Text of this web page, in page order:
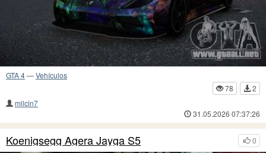
GTA 4—Vehículos
78
2
milcin7
31.05.2026 07:37:26
0
Koenigsegg Agera Jayga S5